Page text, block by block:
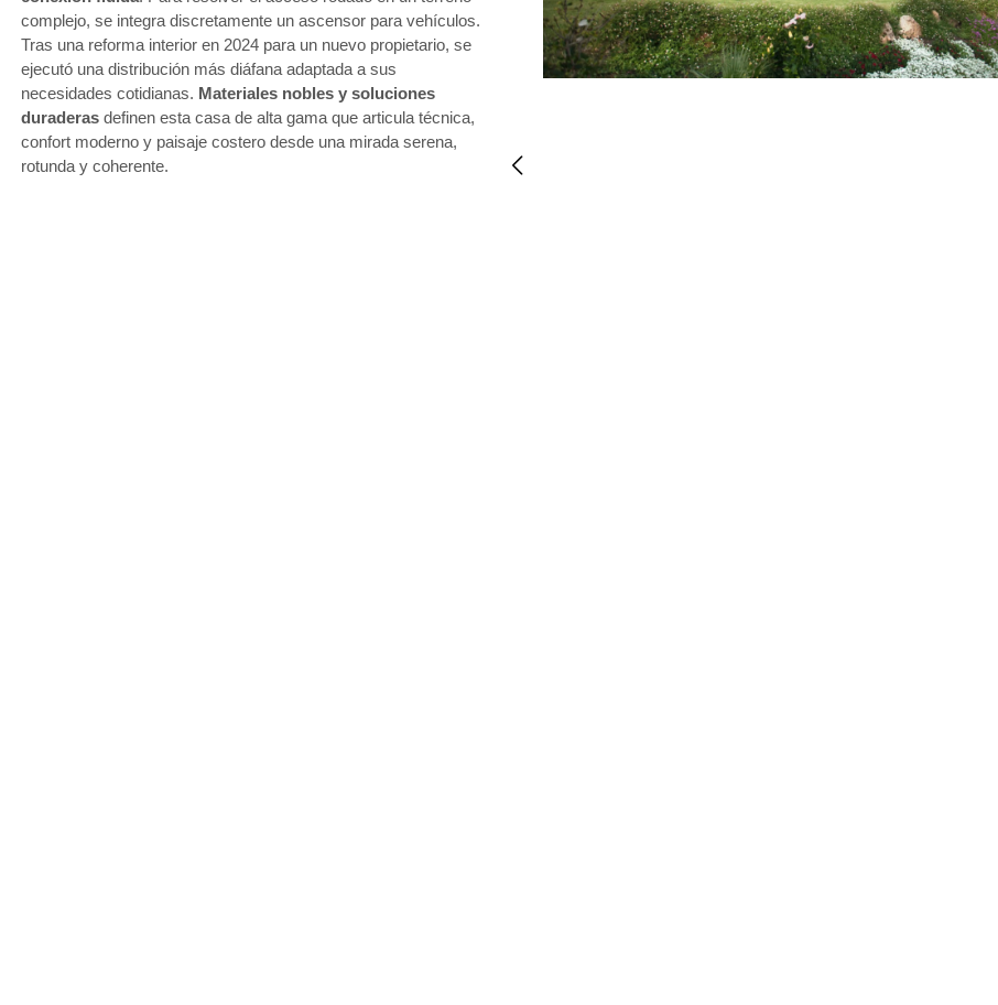
complejo, se integra discretamente un ascensor para vehículos.
Tras una reforma interior en 2024 para un nuevo propietario, se
ejecutó una distribución más diáfana adaptada a sus
necesidades cotidianas. Materiales nobles y soluciones
duraderas definen esta casa de alta gama que articula técnica,
confort moderno y paisaje costero desde una mirada serena,
rotunda y coherente.